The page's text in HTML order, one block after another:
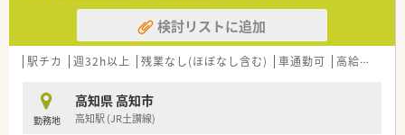
検討リストに追加
駅チカ 週32h以上 残業なし(ほぼなし含む) 車通勤可 高給与(600万円以上)
勤務地
高知県 高知市
高知駅 (JR土讃線)